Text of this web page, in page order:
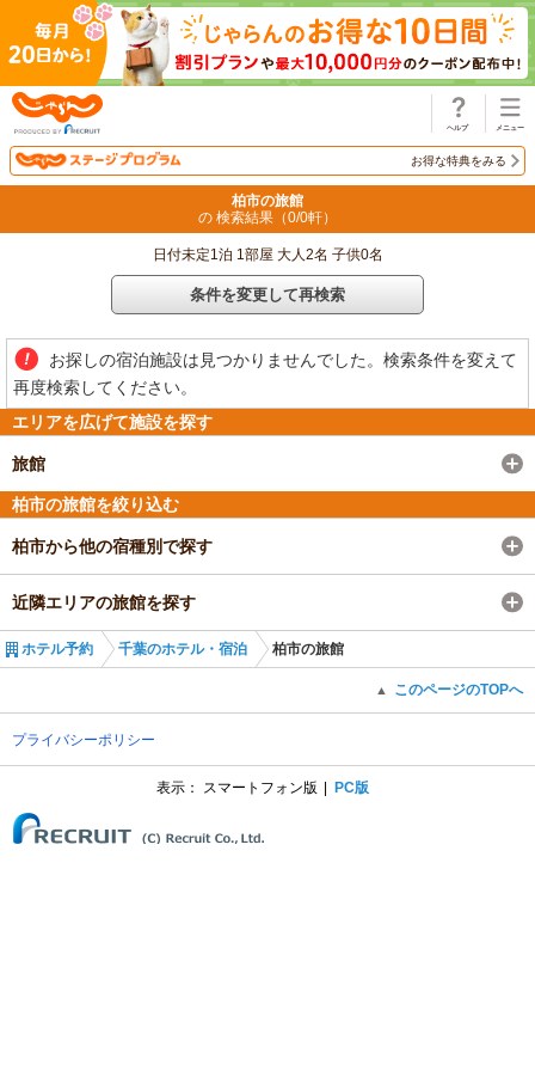
お得な特典をみる
柏市の旅館
の 検索結果（0/0軒）
日付未定1泊 1部屋 大人2名 子供0名
条件を変更して再検索
お探しの宿泊施設は見つかりませんでした。検索条件を変えて
再度検索してください。
エリアを広げて施設を探す
旅館
柏市の旅館を絞り込む
柏市から他の宿種別で探す
近隣エリアの旅館を探す
ホテル予約 千葉のホテル・宿泊 柏市の旅館
▲ このページのTOPへ
プライバシーポリシー
表示： スマートフォン版 PC版